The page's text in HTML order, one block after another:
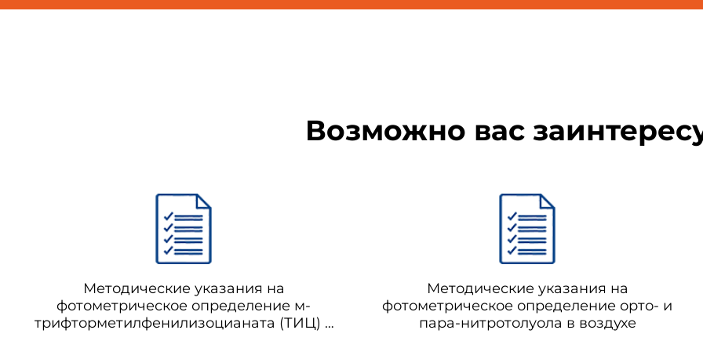
Возможно вас
Методические указания на
фотометрическое определение м-
трифторметилфенилизоцианата (ТИЦ) в
Методические указания на
фотометрическое определение орто- и
пара-нитротолуола в воздухе